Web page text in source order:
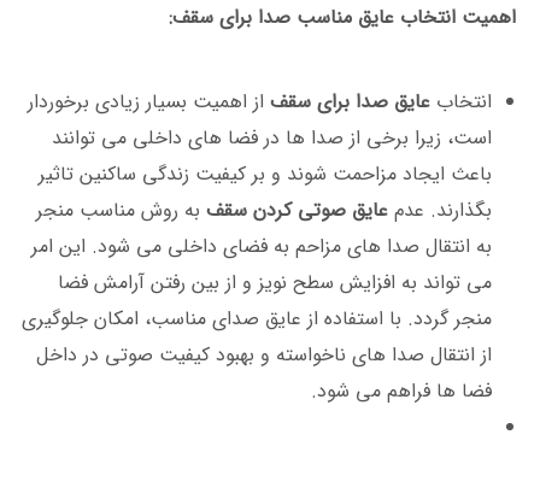
اهمیت انتخاب عایق مناسب صدا برای سقف:
انتخاب عایق صدا برای سقف از اهمیت بسیار زیادی برخوردار
است، زیرا برخی از صدا ها در فضا های داخلی می ‌توانند
باعث ایجاد مزاحمت شوند و بر کیفیت زندگی ساکنین تاثیر
بگذارند. عدم عایق صوتی کردن سقف به روش مناسب منجر
به انتقال صدا های مزاحم به فضای داخلی می‌ شود. این امر
می ‌تواند به افزایش سطح نویز و از بین رفتن آرامش فضا
منجر گردد. با استفاده از عایق صدای مناسب، امکان جلوگیری
از انتقال صدا های ناخواسته و بهبود کیفیت صوتی در داخل
فضا ها فراهم می ‌شود.